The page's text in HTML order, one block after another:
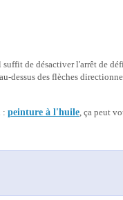
de désactiver l'arrêt de
dessus des flèches
: peinture à l'huile, ça peut